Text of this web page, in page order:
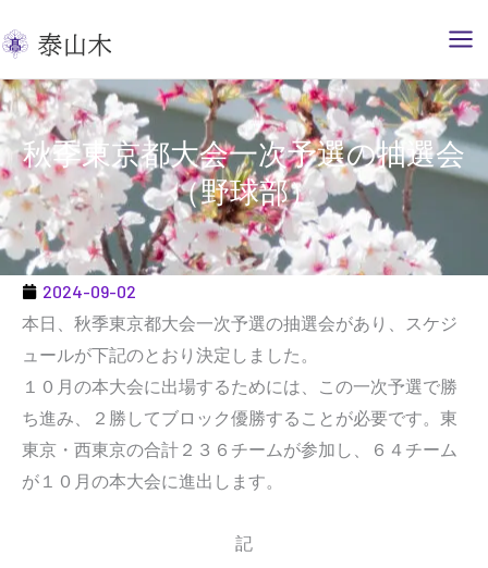
容
を
ス
キ
ッ
プ
秋季東京都大会一次予選の抽選会
（野球部）
2024-09-02
本日、秋季東京都大会一次予選の抽選会があり、スケジ
ュールが下記のとおり決定しました。
１０月の本大会に出場するためには、この一次予選で勝
ち進み、２勝してブロック優勝することが必要です。東
東京・西東京の合計２３６チームが参加し、６４チーム
が１０月の本大会に進出します。
記